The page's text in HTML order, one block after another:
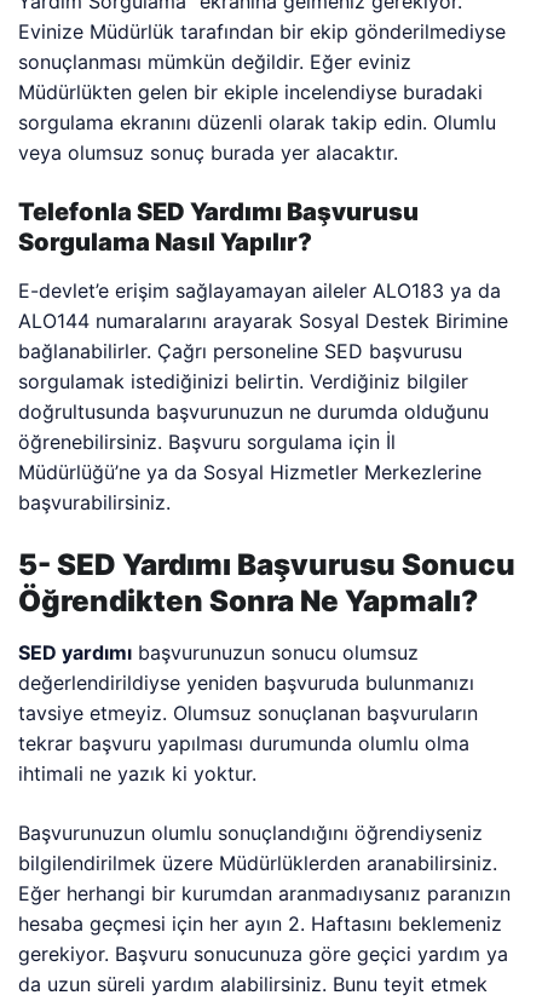
Evinize Müdürlük tarafından bir ekip gönderilmediyse
sonuçlanması mümkün değildir. Eğer eviniz
Müdürlükten gelen bir ekiple incelendiyse buradaki
sorgulama ekranını düzenli olarak takip edin. Olumlu
veya olumsuz sonuç burada yer alacaktır.
Telefonla SED Yardımı Başvurusu
Sorgulama Nasıl Yapılır?
E-devlet’e erişim sağlayamayan aileler ALO183 ya da
ALO144 numaralarını arayarak Sosyal Destek Birimine
bağlanabilirler. Çağrı personeline SED başvurusu
sorgulamak istediğinizi belirtin. Verdiğiniz bilgiler
doğrultusunda başvurunuzun ne durumda olduğunu
öğrenebilirsiniz. Başvuru sorgulama için İl
Müdürlüğü’ne ya da Sosyal Hizmetler Merkezlerine
başvurabilirsiniz.
5- SED Yardımı Başvurusu Sonucu
Öğrendikten Sonra Ne Yapmalı?
SED yardımı başvurunuzun sonucu olumsuz
değerlendirildiyse yeniden başvuruda bulunmanızı
tavsiye etmeyiz. Olumsuz sonuçlanan başvuruların
tekrar başvuru yapılması durumunda olumlu olma
ihtimali ne yazık ki yoktur.
Başvurunuzun olumlu sonuçlandığını öğrendiyseniz
bilgilendirilmek üzere Müdürlüklerden aranabilirsiniz.
Eğer herhangi bir kurumdan aranmadıysanız paranızın
hesaba geçmesi için her ayın 2. Haftasını beklemeniz
gerekiyor. Başvuru sonucunuza göre geçici yardım ya
da uzun süreli yardım alabilirsiniz. Bunu teyit etmek